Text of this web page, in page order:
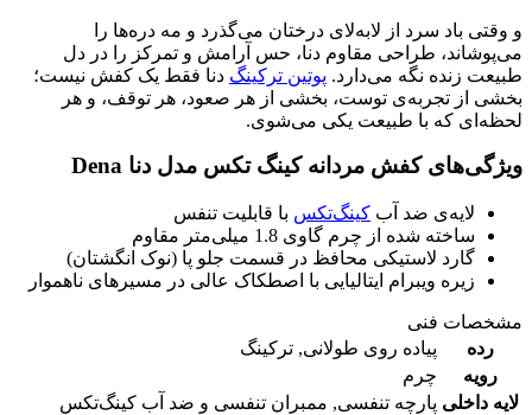
و وقتی باد سرد از لابه‌لای درختان می‌گذرد و مه دره‌ها را
می‌پوشاند، طراحی مقاوم دنا، حس آرامش و تمرکز را در دل
طبیعت زنده نگه می‌دارد. پوتین ترکینگ دنا فقط یک کفش نیست؛
بخشی از تجربه‌ی توست، بخشی از هر صعود، هر توقف، و هر
لحظه‌ای که با طبیعت یکی می‌شوی.
ویژگی‌های کفش مردانه کینگ تکس مدل دنا Dena
لایه‌ی ضد آب کینگ‌تکس با قابلیت تنفس
ساخته شده از چرم گاوی 1.8 میلی‌متر مقاوم
گارد لاستیکی محافظ در قسمت جلو پا (نوک انگشتان)
زیره ویبرام ایتالیایی با اصطکاک عالی در مسیرهای ناهموار
مشخصات فنی
رده
پیاده روی طولانی, ترکینگ
رویه
چرم
لایه داخلی پارچه تنفسی, ممبران تنفسی و ضد آب کینگ‌تکس